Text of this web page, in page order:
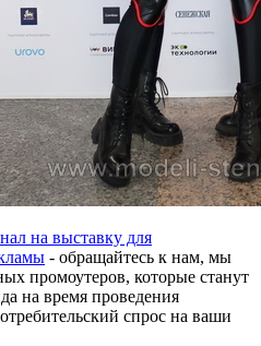
на выставку для
- обращайтесь к нам, мы
промоутеров, которые станут
на время проведения
спрос на ваши